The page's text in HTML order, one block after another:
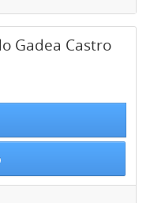
Gadea Castro